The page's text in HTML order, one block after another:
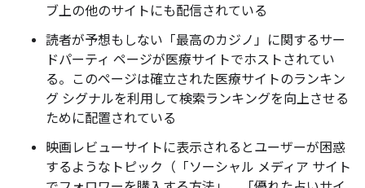
ブ上の他のサイトにも配信されている
読者が予想もしない「最高のカジノ」に関するサー
ドパーティ ページが医療サイトでホストされてい
る。このページは確立された医療サイトのランキン
グ シグナルを利用して検索ランキングを向上させる
ために配置されている
映画レビューサイトに表示されるとユーザーが困惑
するようなトピック（「ソーシャル メディア サイト